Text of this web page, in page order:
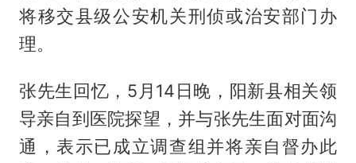
将移交县级公安机关刑侦或治安部门办
理。
张先生回忆，5月14日晚，阳新县相关领
导亲自到医院探望，并与张先生面对面沟
通，表示已成立调查组并将亲自督办此